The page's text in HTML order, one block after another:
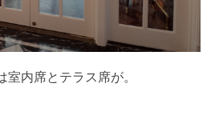
室内席とテラス席が。